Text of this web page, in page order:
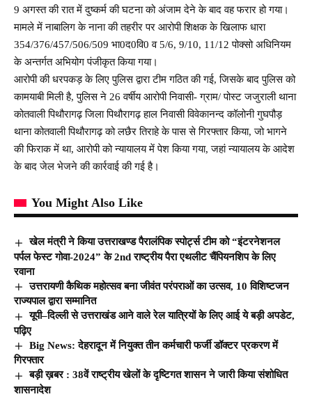
9 अगस्त की रात में दुष्कर्म की घटना को अंजाम देने के बाद वह फरार हो गया।
मामले में नाबालिग के नाना की तहरीर पर आरोपी शिक्षक के खिलाफ धारा
354/376/457/506/509 भा0द0वि0 व 5/6, 9/10, 11/12 पोक्सो अधिनियम
के अन्तर्गत अभियोग पंजीकृत किया गया।
आरोपी की धरपकड़ के लिए पुलिस द्वारा टीम गठित की गई, जिसके बाद पुलिस को
कामयाबी मिली है, पुलिस ने 26 वर्षीय आरोपी निवासी- ग्राम/ पोस्ट जजुराली थाना
कोतवाली पिथौरागढ़ जिला पिथौरागढ़ हाल निवासी विवेकानन्द कॉलोनी गुघपौड़
थाना कोतवाली पिथौरागढ़ को लछैर तिराहे के पास से गिरफ्तार किया, जो भागने
की फिराक में था, आरोपी को न्यायालय में पेश किया गया, जहां न्यायालय के आदेश
के बाद जेल भेजने की कार्रवाई की गई है।
You Might Also Like
खेल मंत्री ने किया उत्तराखण्ड पैरालंपिक स्पोर्ट्स टीम को “इंटरनेशनल
पर्पल फेस्ट गोवा-2024” के 2nd राष्ट्रीय पैरा एथलीट चैंपियनशिप के लिए
रवाना
उत्तरायणी कैथिक महोत्सव बना जीवंत परंपराओं का उत्सव, 10 विशिष्टजन
राज्यपाल द्वारा सम्मानित
यूपी–दिल्ली से उत्तराखंड आने वाले रेल यात्रियों के लिए आई ये बड़ी अपडेट,
पढ़िए
Big News: देहरादून में नियुक्त तीन कर्मचारी फर्जी डॉक्टर प्रकरण में
गिरफ्तार
बड़ी ख़बर : 38वें राष्ट्रीय खेलों के दृष्टिगत शासन ने जारी किया संशोधित
शासनादेश